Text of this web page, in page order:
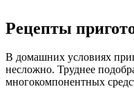
Рецепты
В домашних условиях
несложно. Труднее
многокомпонентных